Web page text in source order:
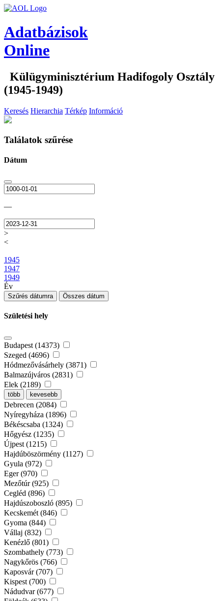
Adatbázisok
Online
Külügyminisztérium Hadifogoly Osztály
(1945-1949)
Keresés Hierarchia Térkép Információ
Találatok szűrése
Dátum
—
>
<
1945
1947
1949
Év
Szűrés dátumra Összes dátum
Születési hely
Budapest (14373)
Szeged (4696)
Hódmezővásárhely (3871)
Balmazújváros (2831)
Elek (2189)
több kevesebb
Debrecen (2084)
Nyíregyháza (1896)
Békéscsaba (1324)
Hőgyész (1235)
Újpest (1215)
Hajdúböszörmény (1127)
Gyula (972)
Eger (970)
Mezőtúr (925)
Cegléd (896)
Hajdúszoboszló (895)
Kecskemét (846)
Gyoma (844)
Vállaj (832)
Kenézlő (801)
Szombathely (773)
Nagykőrös (766)
Kaposvár (707)
Kispest (700)
Nádudvar (677)